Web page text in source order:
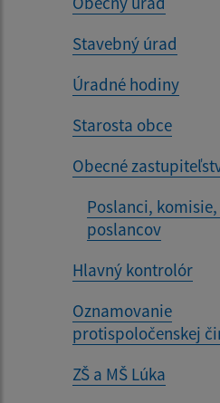
Stavebný úrad
Úradné hodiny
Starosta obce
Obecné
Poslanci,
poslancov
Hlavný kontrolór
Oznamovanie
protispoločenskej
ZŠ a MŠ Lúka